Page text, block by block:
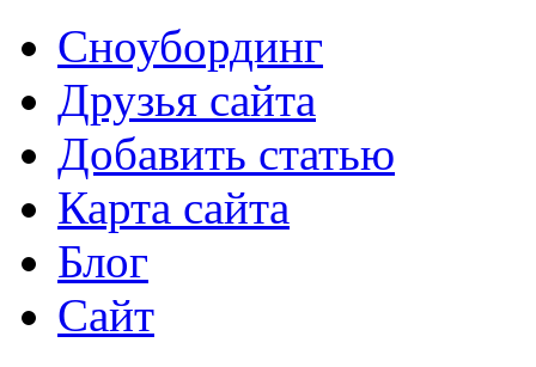
Сноубординг
Друзья сайта
Добавить статью
Карта сайта
Блог
Сайт